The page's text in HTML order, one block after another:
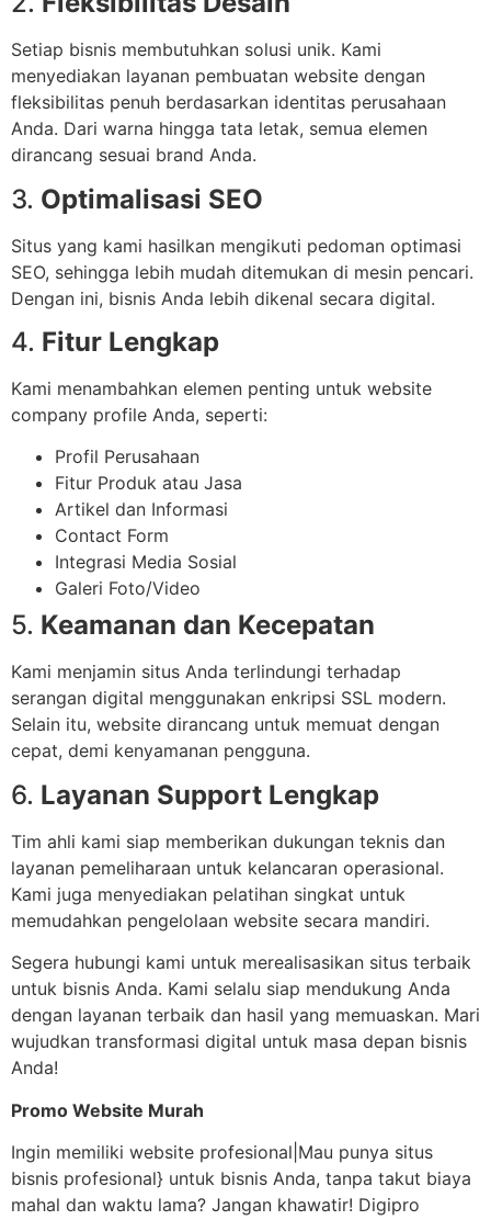
Setiap bisnis membutuhkan solusi unik. Kami
menyediakan layanan pembuatan website dengan
fleksibilitas penuh berdasarkan identitas perusahaan
Anda. Dari warna hingga tata letak, semua elemen
dirancang sesuai brand Anda.
3. Optimalisasi SEO
Situs yang kami hasilkan mengikuti pedoman optimasi
SEO, sehingga lebih mudah ditemukan di mesin pencari.
Dengan ini, bisnis Anda lebih dikenal secara digital.
4. Fitur Lengkap
Kami menambahkan elemen penting untuk website
company profile Anda, seperti:
Profil Perusahaan
Fitur Produk atau Jasa
Artikel dan Informasi
Contact Form
Integrasi Media Sosial
Galeri Foto/Video
5. Keamanan dan Kecepatan
Kami menjamin situs Anda terlindungi terhadap
serangan digital menggunakan enkripsi SSL modern.
Selain itu, website dirancang untuk memuat dengan
cepat, demi kenyamanan pengguna.
6. Layanan Support Lengkap
Tim ahli kami siap memberikan dukungan teknis dan
layanan pemeliharaan untuk kelancaran operasional.
Kami juga menyediakan pelatihan singkat untuk
memudahkan pengelolaan website secara mandiri.
Segera hubungi kami untuk merealisasikan situs terbaik
untuk bisnis Anda. Kami selalu siap mendukung Anda
dengan layanan terbaik dan hasil yang memuaskan. Mari
wujudkan transformasi digital untuk masa depan bisnis
Anda!
Promo Website Murah
Ingin memiliki website profesional|Mau punya situs
bisnis profesional} untuk bisnis Anda, tanpa takut biaya
mahal dan waktu lama? Jangan khawatir! Digipro